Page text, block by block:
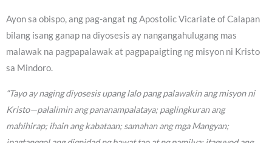
Ayon sa obispo, ang pag-angat ng Apostolic Vicariate of Calapan
bilang isang ganap na diyosesis ay nangangahulugang mas
malawak na pagpapalawak at pagpapaigting ng misyon ni Kristo
sa Mindoro.
“Tayo ay naging diyosesis upang lalo pang palawakin ang misyon ni
Kristo—palalimin ang pananampalataya; paglingkuran ang
mahihirap; ihain ang kabataan; samahan ang mga Mangyan;